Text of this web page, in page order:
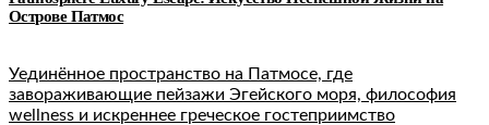
Острове Патмос
Уединённое пространство на Патмосе, где
завораживающие пейзажи Эгейского моря, философия
wellness и искреннее греческое гостеприимство